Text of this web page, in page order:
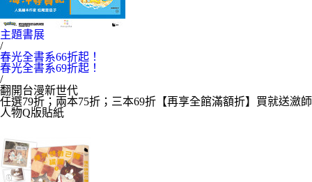
主題書展
/
春光全書系66折起！
春光全書系69折起！
/
翻開台漫新世代
任選79折；兩本75折；三本69折【再享全館滿額折】買就送瀲師
人物Q版貼紙